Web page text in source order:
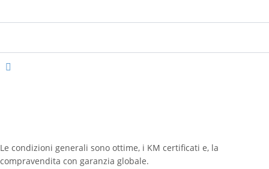
Le condizioni generali sono ottime, i KM certificati e, la
compravendita con garanzia globale.